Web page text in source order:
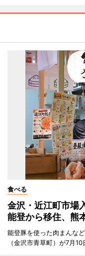
食べる
金沢・近江町市場
能登から移住、熊
能登豚を使った肉まんな
（金沢市青草町）が7月